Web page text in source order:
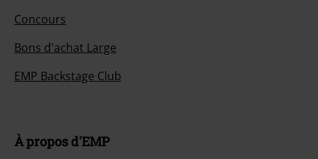
Concours
Bons d'achat Large
EMP Backstage Club
À propos d'EMP